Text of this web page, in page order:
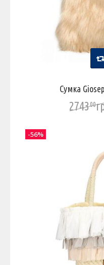
Сумка
274300
-56%